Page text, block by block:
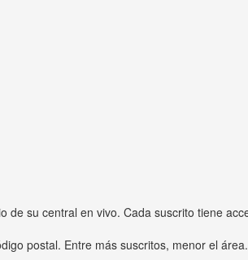
su central en vivo. Cada suscrito tiene
postal. Entre más suscritos, menor el área.